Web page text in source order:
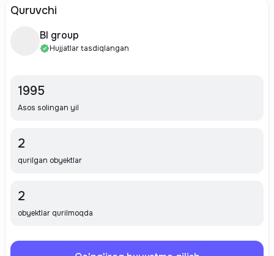
Quruvchi
BI group
Hujjatlar tasdiqlangan
1995
Asos solingan yil
2
qurilgan obyektlar
2
obyektlar qurilmoqda